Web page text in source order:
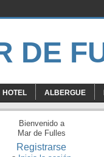
HOTEL ALBERGUE
Bienvenido a
Mar de Fulles
Registrarse